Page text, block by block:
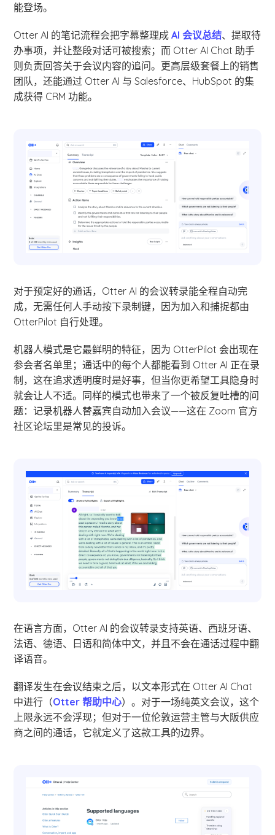
能登场。
Otter AI 的笔记流程会把字幕整理成AI 会议总结、提取待
办事项，并让整段对话可被搜索；而 Otter AI Chat 助手
则负责回答关于会议内容的追问。更高层级套餐上的销售
团队，还能通过 Otter AI 与 Salesforce、HubSpot 的集
成获得 CRM 功能。
对于预定好的通话，Otter AI 的会议转录能全程自动完
成，无需任何人手动按下录制键，因为加入和捕捉都由
OtterPilot 自行处理。
机器人模式是它最鲜明的特征，因为 OtterPilot 会出现在
参会者名单里；通话中的每个人都能看到 Otter AI 正在录
制，这在追求透明度时是好事，但当你更希望工具隐身时
就会让人不适。同样的模式也带来了一个被反复吐槽的问
题：记录机器人替嘉宾自动加入会议——这在 Zoom 官方
社区论坛里是常见的投诉。
在语言方面，Otter AI 的会议转录支持英语、西班牙语、
法语、德语、日语和简体中文，并且不会在通话过程中翻
译语音。
翻译发生在会议结束之后，以文本形式在 Otter AI Chat
中进行（Otter 帮助中心）。对于一场纯英文会议，这个
上限永远不会浮现；但对于一位伦敦运营主管与大阪供应
商之间的通话，它就定义了这款工具的边界。